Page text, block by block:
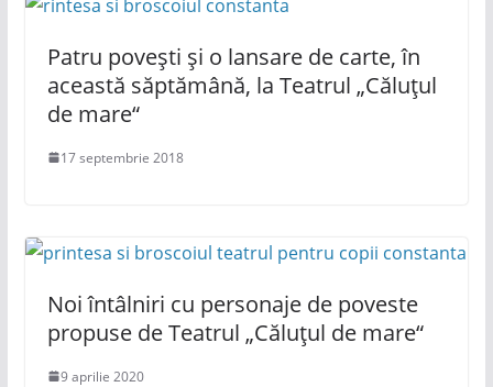
Patru povești și o lansare de carte, în
această săptămână, la Teatrul „Căluțul
de mare“
17 septembrie 2018
Noi întâlniri cu personaje de poveste
propuse de Teatrul „Căluțul de mare“
9 aprilie 2020